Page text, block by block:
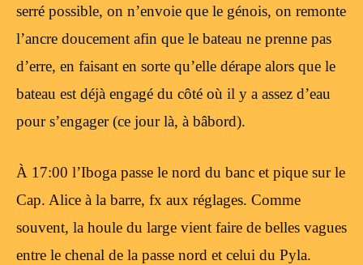
serré possible, on n’envoie que le génois, on remonte
l’ancre doucement afin que le bateau ne prenne pas
d’erre, en faisant en sorte qu’elle dérape alors que le
bateau est déjà engagé du côté où il y a assez d’eau
pour s’engager (ce jour là, à bâbord).
À 17:00 l’Iboga passe le nord du banc et pique sur le
Cap. Alice à la barre, fx aux réglages. Comme
souvent, la houle du large vient faire de belles vagues
entre le chenal de la passe nord et celui du Pyla.